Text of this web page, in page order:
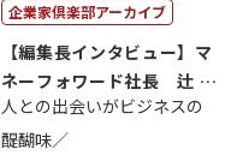
企業家倶楽部アーカイブ
【編集長インタビュー】マ
ネーフォワード社長 辻 庸
介
人との出会いがビジネスの
醍醐味／